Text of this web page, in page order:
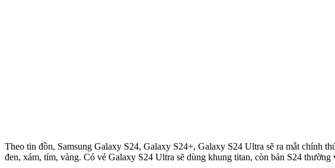
Theo tin đồn, Samsung Galaxy S24, Galaxy S24+, Galaxy S24 Ultra sẽ ra mắt chính
đen, xám, tím, vàng. Có vẻ Galaxy S24 Ultra sẽ dùng khung titan, còn bản S24 thường